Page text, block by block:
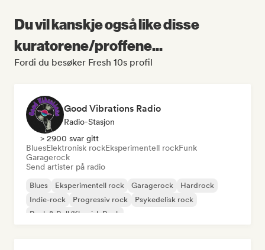
Du vil kanskje også like disse
kuratorene/proffene...
Fordi du besøker Fresh 10s profil
Good Vibrations Radio
Radio-Stasjon
> 2900 svar gitt
BluesElektronisk rockEksperimentell rockFunk
Garagerock
Send artister på radio
Blues Eksperimentell rock Garagerock
Hardrock
Indie-rock
Progressiv rock
Psykedelisk rock
Rock & Roll/Klassisk Rock